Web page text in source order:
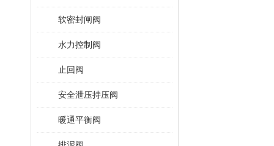
软密封闸阀
水力控制阀
止回阀
安全泄压持压阀
暖通平衡阀